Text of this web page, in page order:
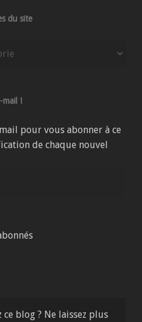
du site
mail !
pour vous abonner à ce
de chaque nouvel
ce blog ? Ne laissez plus